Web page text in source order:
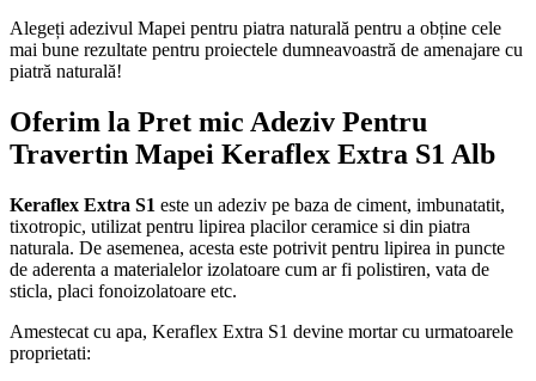
Alegeți adezivul Mapei pentru piatra naturală pentru a obține cele
mai bune rezultate pentru proiectele dumneavoastră de amenajare cu
piatră naturală!
Oferim la Pret mic Adeziv Pentru
Travertin Mapei Keraflex Extra S1 Alb
Keraflex Extra S1 este un adeziv pe baza de ciment, imbunatatit,
tixotropic, utilizat pentru lipirea placilor ceramice si din piatra
naturala. De asemenea, acesta este potrivit pentru lipirea in puncte
de aderenta a materialelor izolatoare cum ar fi polistiren, vata de
sticla, placi fonoizolatoare etc.
Amestecat cu apa, Keraflex Extra S1 devine mortar cu urmatoarele
proprietati: